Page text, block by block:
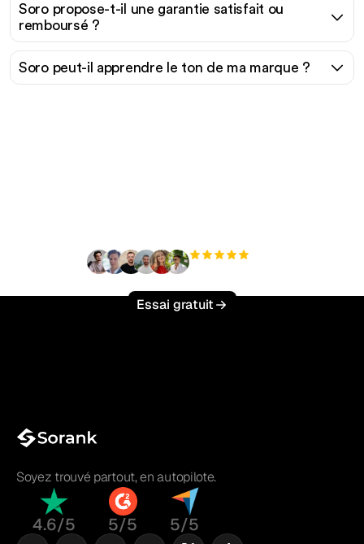
Soro propose-t-il une garantie satisfait ou
remboursé ?
Soro peut-il apprendre le ton de ma marque ?
Essai gratuit
Soyez trouvé partout, en autopilote.
4.6/5 5/5 5/5